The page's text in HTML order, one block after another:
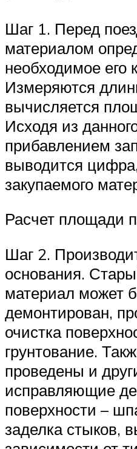
Шаг 1. Перед
материалом
необходимое его
Измеряются
вычисляется
Исходя из
прибавлением
выводится
закупаемого
Расчет площади
Шаг 2.
основания.
материал может
демонтирован,
очистка
грунтование.
проведены и
исправляющие
поверхности –
заделка стыков,